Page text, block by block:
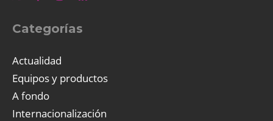
Categorías
Actualidad
Equipos y productos
A fondo
Internacionalización